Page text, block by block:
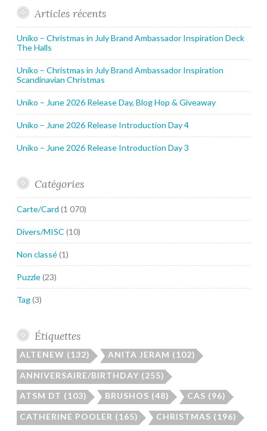
Articles récents
Uniko – Christmas in July Brand Ambassador Inspiration Deck
The Halls
Uniko – Christmas in July Brand Ambassador Inspiration
Scandinavian Christmas
Uniko – June 2026 Release Day, Blog Hop & Giveaway
Uniko – June 2026 Release Introduction Day 4
Uniko – June 2026 Release Introduction Day 3
Catégories
Carte/Card (1 070)
Divers/MISC (10)
Non classé(1)
Puzzle(23)
Tag(3)
Étiquettes
ALTENEW (132) ANITA JERAM (102)
ANNIVERSAIRE/BIRTHDAY (255)
ATSM DT (103) BRUSHOS (48) CAS (96)
CATHERINE POOLER (165) CHRISTMAS (196)